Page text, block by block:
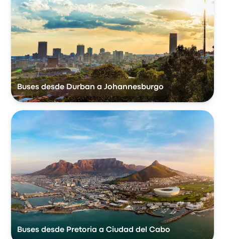
Buses desde Durban a Johannesburgo
Buses desde Pretoria a Ciudad del Cabo